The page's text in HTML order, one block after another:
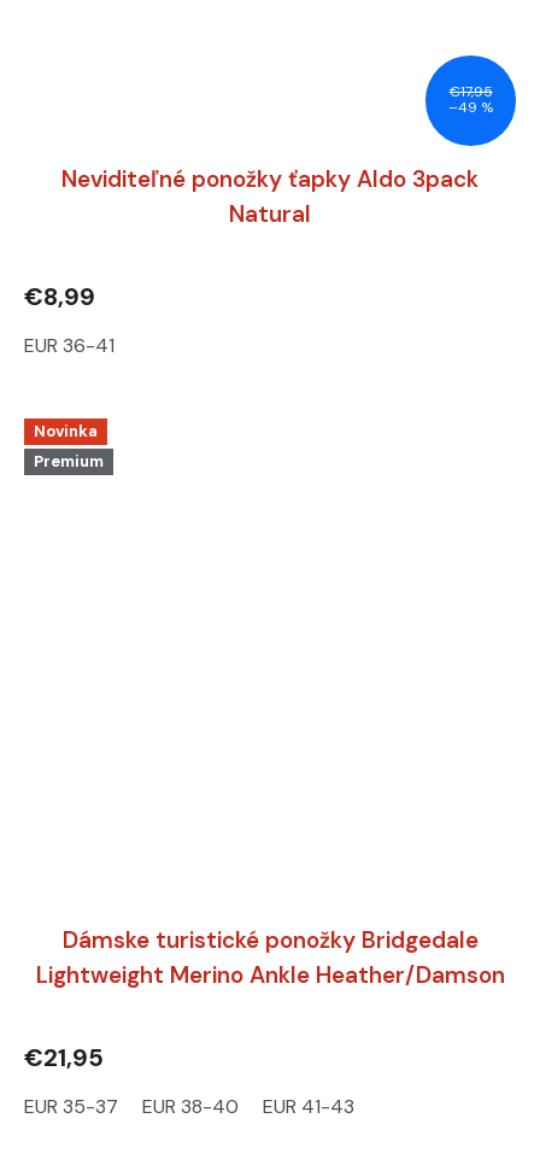
€17,95
–49 %
Neviditeľné ponožky ťapky Aldo 3pack
Natural
€8,99
EUR 36-41
Novinka
Premium
Dámske turistické ponožky Bridgedale
Lightweight Merino Ankle Heather/Damson
€21,95
EUR 35-37 EUR 38-40 EUR 41-43